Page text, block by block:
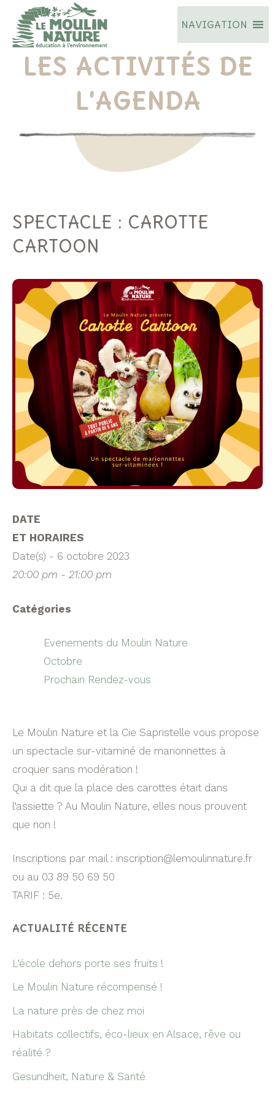
contenu
NAVIGATION
LES ACTIVITÉS DE
L'AGENDA
SPECTACLE : CAROTTE
CARTOON
DATE
ET HORAIRES
Date(s) - 6 octobre 2023
20:00 pm - 21:00 pm
Catégories
Evenements du Moulin Nature
Octobre
Prochain Rendez-vous
Le Moulin Nature et la Cie Sapristelle vous propose
un spectacle sur-vitaminé de marionnettes à
croquer sans modération !
Qui a dit que la place des carottes était dans
l’assiette ? Au Moulin Nature, elles nous prouvent
que non !
Inscriptions par mail : inscription@lemoulinnature.fr
ou au 03 89 50 69 50
TARIF : 5e.
ACTUALITÉ RÉCENTE
L’école dehors porte ses fruits !
Le Moulin Nature récompensé !
La nature près de chez moi
Habitats collectifs, éco-lieux en Alsace, rêve ou
réalité ?
Gesundheit, Nature & Santé